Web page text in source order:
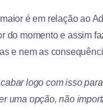
é em relação ao
do momento e assim
e nem as
logo com isso
uma opção, não